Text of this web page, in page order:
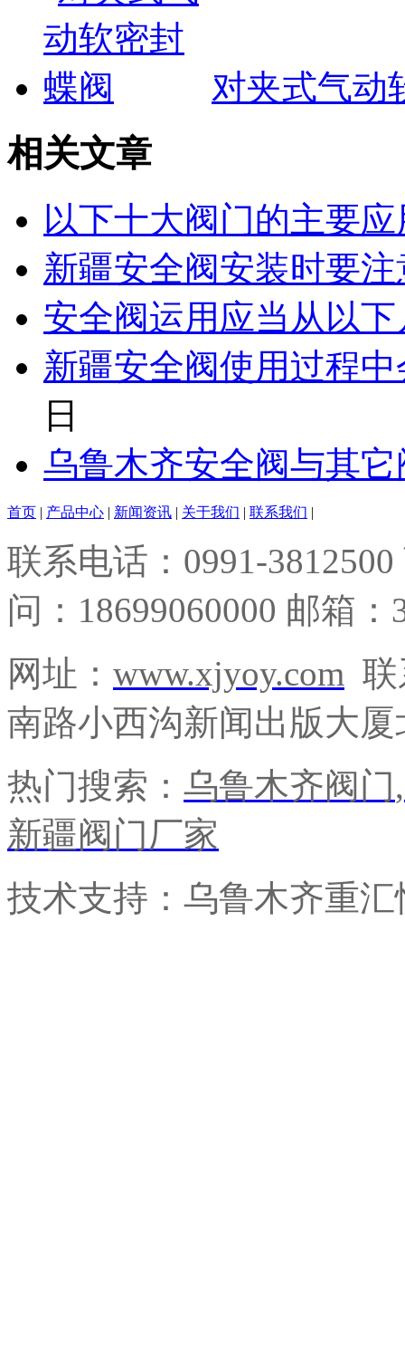
对夹式气动
相关文章
以下十大阀门的主要
新疆安全阀安装时要
安全阀运用应当从以
新疆安全阀使用过程
日
乌鲁木齐安全阀与其
首页 | 产品中心 | 新闻资讯 | 关于我们 | 联系我们 |
联系电话：0991-
问：18699060000 邮箱：
网址： www.xjyoy.com
南路小西沟新闻出版大厦
热门搜索： 乌鲁木齐阀门,
新疆阀门厂家
技术支持：乌鲁木齐重